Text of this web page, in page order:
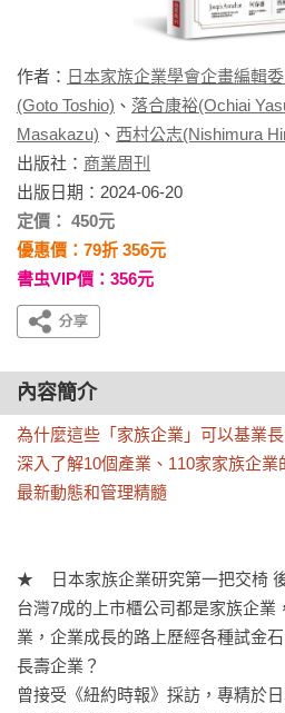
作者： 日本家族企業學會企畫編輯
(Goto Toshio) 、 落合康裕(Ochiai
Masakazu) 、 西村公志(Nishimura
出版社： 商業周刊
出版日期：2024-06-20
定價： 450元
優惠價：79折 356元
書虫VIP價：356元
內容簡介
為什麼這些「家族企業」可以基業長
深入了解10個產業、110家家族企業
最新動態和管理精髓
★    日本家族企業研究第一把交椅
台灣7成的上市櫃公司都是家族企業
業，企業成長的路上歷經各種試金
長壽企業？
曾接受《紐約時報》採訪，專精於